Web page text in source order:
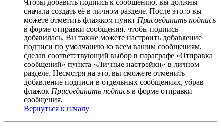
Чтобы добавить подпись к сообщению, вы должны
сначала создать её в личном разделе. После этого вы
можете отметить флажком пункт Присоединить подпись
в форме отправки сообщения, чтобы подпись
добавилась. Вы также можете настроить добавление
подписи по умолчанию ко всем вашим сообщениям,
сделав соответствующий выбор в параграфе «Отправка
сообщений» пункта «Личные настройки» в личном
разделе. Несмотря на это, вы сможете отменить
добавление подписи в отдельных сообщениях, убрав
флажок Присоединить подпись в форме отправки
сообщения.
Вернуться к началу